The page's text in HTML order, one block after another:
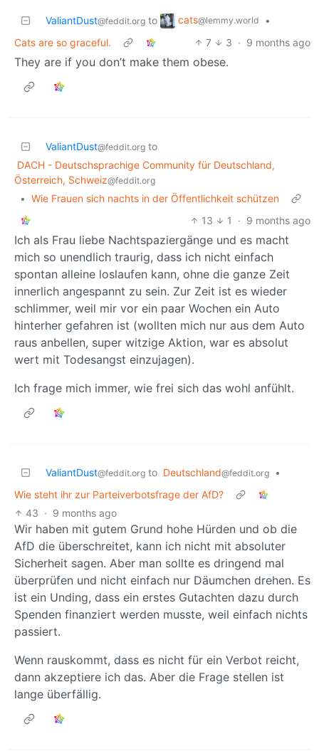
ValiantDust@feddit.org to cats@lemmy.world
•
Cats are so graceful.
7 3 · 9 months ago
They are if you don’t make them obese.
ValiantDust@feddit.org to
DACH - Deutschsprachige Community für Deutschland,
Österreich, Schweiz@feddit.org
• Wie Frauen sich nachts in der Öffentlichkeit schützen
13
1 · 9 months ago
Ich als Frau liebe Nachtspaziergänge und es macht
mich so unendlich traurig, dass ich nicht einfach
spontan alleine loslaufen kann, ohne die ganze Zeit
innerlich angespannt zu sein. Zur Zeit ist es wieder
schlimmer, weil mir vor ein paar Wochen ein Auto
hinterher gefahren ist (wollten mich nur aus dem Auto
raus anbellen, super witzige Aktion, war es absolut
wert mit Todesangst einzujagen).
Ich frage mich immer, wie frei sich das wohl anfühlt.
ValiantDust@feddit.org to Deutschland@feddit.org
•
Wie steht ihr zur Parteiverbotsfrage der AfD?
43 · 9 months ago
Wir haben mit gutem Grund hohe Hürden und ob die
AfD die überschreitet, kann ich nicht mit absoluter
Sicherheit sagen. Aber man sollte es dringend mal
überprüfen und nicht einfach nur Däumchen drehen. Es
ist ein Unding, dass ein erstes Gutachten dazu durch
Spenden finanziert werden musste, weil einfach nichts
passiert.
Wenn rauskommt, dass es nicht für ein Verbot reicht,
dann akzeptiere ich das. Aber die Frage stellen ist
lange überfällig.